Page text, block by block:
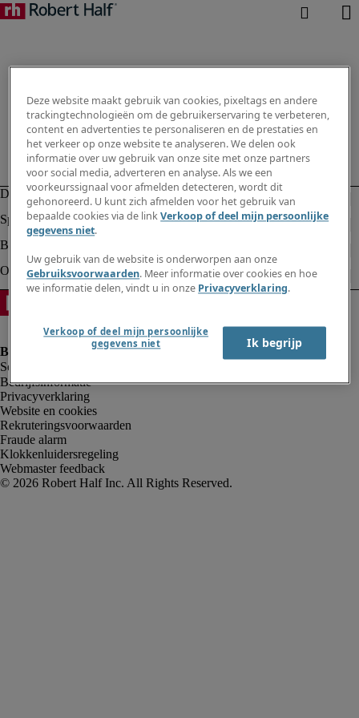
Bedrijfsinformatie
Privacyverklaring
Website en cookies
Rekruteringsvoorwaarden
Fraude alarm
Klokkenluidersregeling
Webmaster feedback
Deze website maakt gebruik van cookies, pixeltags en andere
trackingtechnologieën om de gebruikerservaring te verbeteren,
content en advertenties te personaliseren en de prestaties en
het verkeer op onze website te analyseren. We delen ook
informatie over uw gebruik van onze site met onze partners
voor social media, adverteren en analyse. Als we een
voorkeurssignaal voor afmelden detecteren, wordt dit
gehonoreerd. U kunt zich afmelden voor het gebruik van
bepaalde cookies via de linkVerkoop of deel mijn persoonlijke
gegevens niet.
Uw gebruik van de website is onderworpen aan onze
Gebruiksvoorwaarden. Meer informatie over cookies en hoe
we informatie delen, vindt u in onze Privacyverklaring.
Verkoop of deel mijn persoonlijke
gegevens niet
Ik begrijp